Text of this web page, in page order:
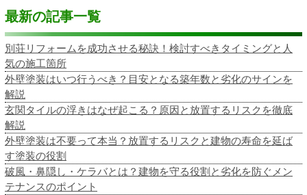
最新の記事一覧
別荘リフォームを成功させる秘訣！検討すべきタイミングと人
気の施工箇所
外壁塗装はいつ行うべき？目安となる築年数と劣化のサインを
解説
玄関タイルの浮きはなぜ起こる？原因と放置するリスクを徹底
解説
外壁塗装は不要って本当？放置するリスクと建物の寿命を延ば
す塗装の役割
破風・鼻隠し・ケラバとは？建物を守る役割と劣化を防ぐメン
テナンスのポイント